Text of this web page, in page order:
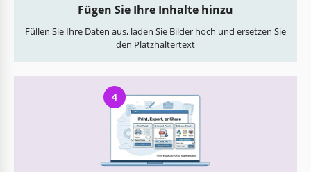
Fügen Sie Ihre Inhalte hinzu
Füllen Sie Ihre Daten aus, laden Sie Bilder hoch und ersetzen Sie
den Platzhaltertext
4